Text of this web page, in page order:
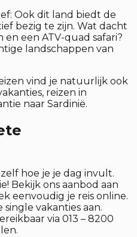
Ook dit land biedt de
bezig te zijn. Wat dacht
en een ATV-quad safari?
landschappen van
vind je natuurlijk ook
reizen in
naar Sardinië.
hoe je je dag invult.
Bekijk ons aanbod aan
eenvoudig je reis online.
vakanties aan.
via 013 – 8200